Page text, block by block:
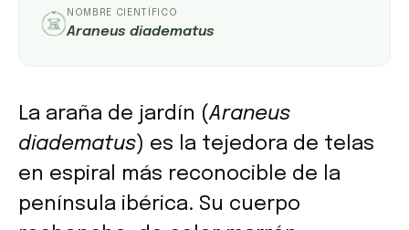
NOMBRE CIENTÍFICO
Araneus diadematus
La araña de jardín (Araneus
diadematus) es la tejedora de telas
en espiral más reconocible de la
península ibérica. Su cuerpo